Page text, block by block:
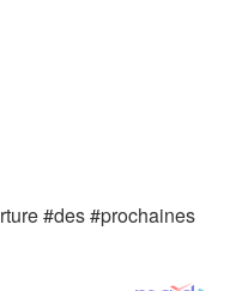
#des #prochaines